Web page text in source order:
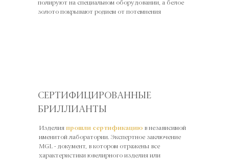
СЕРТИФИЦИРОВАННЫЕ
БРИЛЛИАНТЫ
полируют на специальном оборудовании, а белое
золото покрывают родием от потемнения
Изделия прошли сертификацию в независимой
именитой лаборатории. Экспертное заключение
MGL - документ, в котором отражены все
характеристики ювелирного изделия или